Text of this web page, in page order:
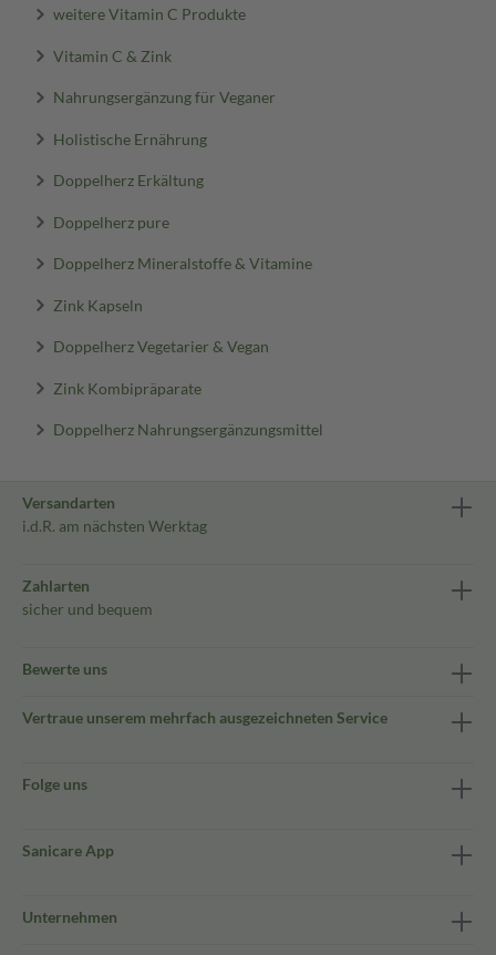
weitere Vitamin C Produkte
Vitamin C & Zink
Nahrungsergänzung für Veganer
Holistische Ernährung
Doppelherz Erkältung
Doppelherz pure
Doppelherz Mineralstoffe & Vitamine
Zink Kapseln
Doppelherz Vegetarier & Vegan
Zink Kombipräparate
Doppelherz Nahrungsergänzungsmittel
Versandarten
i.d.R. am nächsten Werktag
Zahlarten
sicher und bequem
Bewerte uns
Vertraue unserem mehrfach ausgezeichneten Service
Folge uns
Sanicare App
Unternehmen